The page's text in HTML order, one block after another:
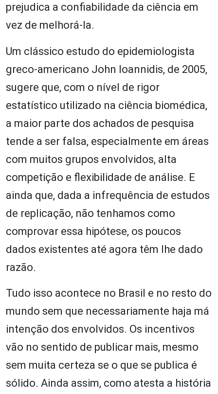
prejudica a confiabilidade da ciência em
vez de melhorá-la.
Um clássico estudo do epidemiologista
greco-americano John Ioannidis, de 2005,
sugere que, com o nível de rigor
estatístico utilizado na ciência biomédica,
a maior parte dos achados de pesquisa
tende a ser falsa, especialmente em áreas
com muitos grupos envolvidos, alta
competição e flexibilidade de análise. E
ainda que, dada a infrequência de estudos
de replicação, não tenhamos como
comprovar essa hipótese, os poucos
dados existentes até agora têm lhe dado
razão.
Tudo isso acontece no Brasil e no resto do
mundo sem que necessariamente haja má
intenção dos envolvidos. Os incentivos
vão no sentido de publicar mais, mesmo
sem muita certeza se o que se publica é
sólido. Ainda assim, como atesta a história